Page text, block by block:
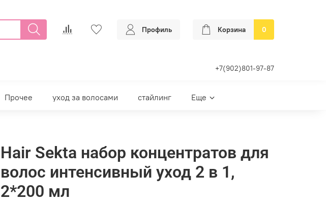
Профиль Корзина 0
+7(902)801-97-87
Прочее уход за волосами стайлинг
Еще
Hair Sekta набор концентратов для
волос интенсивный уход 2 в 1,
2*200 мл